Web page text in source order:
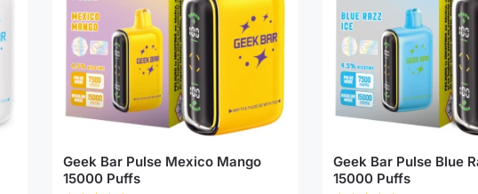
Geek Bar Pulse Mexico Mango
15000 Puffs
Geek Bar Pulse Blue
15000 Puffs